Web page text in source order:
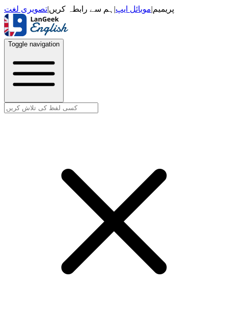
پریمیم|موبائل ایپ| ہم سے رابطہ کریں|تصویری لغت
Toggle navigation